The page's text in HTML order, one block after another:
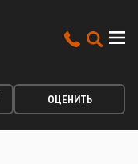
ОЦЕНИТЬ